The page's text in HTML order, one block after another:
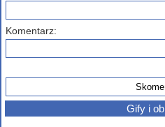
Komentarz:
Gify i